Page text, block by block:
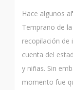
Hace algunos
Temprano de
recopilación de
cuenta del
y niñas. Sin
momento fue